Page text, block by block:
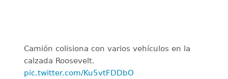
Camión colisiona con varios vehículos en la
calzada Roosevelt.
pic.twitter.com/Ku5vtFDDbO